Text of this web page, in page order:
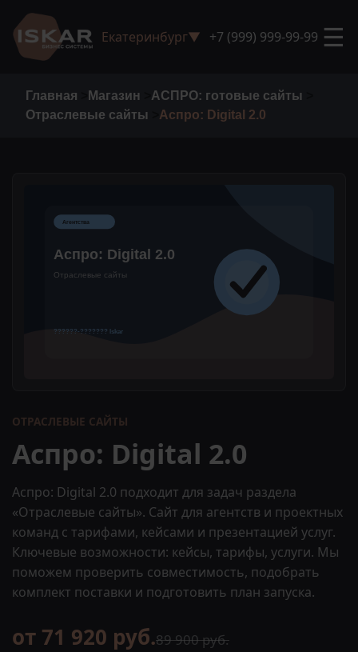
Екатеринбург▼ +7 (999) 999-99-99 ☰
Главная Магазин АСПРО: готовые сайты
Отраслевые сайты
Аспро: Digital 2.0
ОТРАСЛЕВЫЕ САЙТЫ
Аспро: Digital 2.0
Аспро: Digital 2.0 подходит для задач раздела
«Отраслевые сайты». Сайт для агентств и проектных
команд с тарифами, кейсами и презентацией услуг.
Ключевые возможности: кейсы, тарифы, услуги. Мы
поможем проверить совместимость, подобрать
комплект поставки и подготовить план запуска.
от 71 920 руб.89 900 руб.